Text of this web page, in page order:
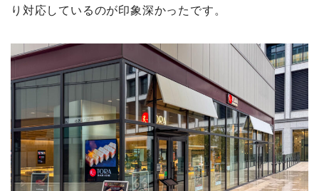
り対応しているのが印象深かったです。